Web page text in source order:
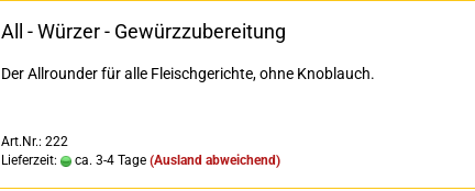
All - Würzer - Gewürzzubereitung
Der Allrounder für alle Fleischgerichte, ohne Knoblauch.
Art.Nr.: 222
Lieferzeit:
ca. 3-4 Tage (Ausland abweichend)